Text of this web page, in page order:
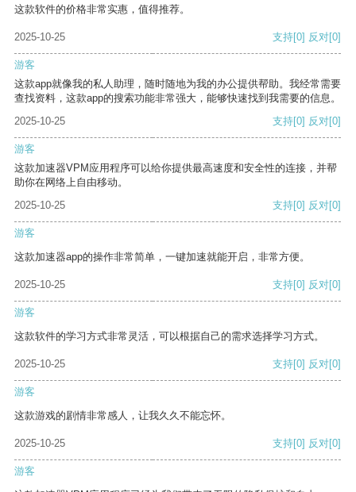
这款软件的价格非常实惠，值得推荐。
2025-10-25 支持[0] 反对[0]
游客
这款app就像我的私人助理，随时随地为我的办公提供帮助。我经常需要
查找资料，这款app的搜索功能非常强大，能够快速找到我需要的信息。
2025-10-25
支持[0] 反对[0]
游客
这款加速器VPM应用程序可以给你提供最高速度和安全性的连接，并帮
助你在网络上自由移动。
2025-10-25
支持[0] 反对[0]
游客
这款加速器app的操作非常简单，一键加速就能开启，非常方便。
2025-10-25 支持[0] 反对[0]
游客
这款软件的学习方式非常灵活，可以根据自己的需求选择学习方式。
2025-10-25 支持[0] 反对[0]
游客
这款游戏的剧情非常感人，让我久久不能忘怀。
2025-10-25 支持[0] 反对[0]
游客